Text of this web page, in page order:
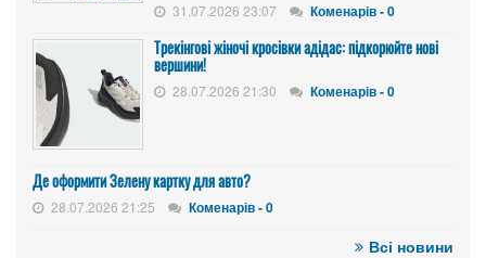
31.07.2026 23:07 Коменарів - 0
Трекінгові жіночі кросівки адідас: підкорюйте нові
вершини!
28.07.2026 21:30 Коменарів - 0
Де оформити Зелену картку для авто?
28.07.2026 21:25 Коменарів - 0
Всі новини